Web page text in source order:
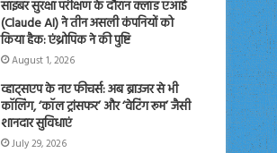
साइबर सुरक्षा परीक्षण के दौरान क्लॉड एआई
(Claude AI) ने तीन असली कंपनियों को
किया हैक: एंथ्रोपिक ने की पुष्टि
August 1, 2026
व्हाट्सएप के नए फीचर्स: अब ब्राउजर से भी
कॉलिंग, ‘कॉल ट्रांसफर’ और ‘वेटिंग रूम’ जैसी
शानदार सुविधाएं
July 29, 2026